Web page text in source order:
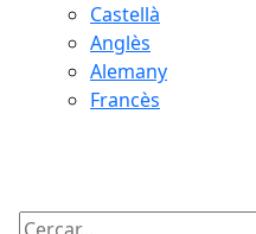
Castellà
Anglès
Alemany
Francès